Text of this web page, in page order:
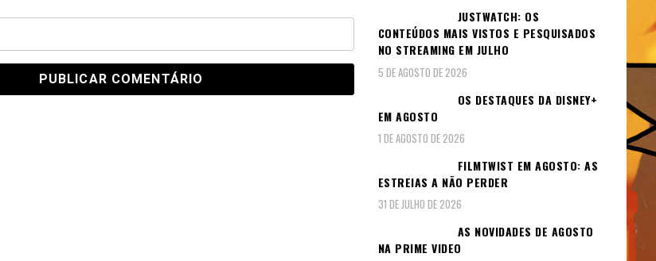
JUSTWATCH: OS
CONTEÚDOS MAIS VISTOS E PESQUISADOS
NO STREAMING EM JULHO
5 DE AGOSTO DE 2026
OS DESTAQUES DA DISNEY+
EM AGOSTO
1 DE AGOSTO DE 2026
FILMTWIST EM AGOSTO: AS
ESTREIAS A NÃO PERDER
31 DE JULHO DE 2026
AS NOVIDADES DE AGOSTO
NA PRIME VIDEO